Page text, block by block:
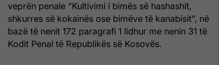
veprën penale “Kultivimi i bimës së hashashit,
shkurres së kokainës ose bimëve të kanabisit”, në
bazë të nenit 172 paragrafi 1 lidhur me nenin 31 të
Kodit Penal të Republikës së Kosovës.